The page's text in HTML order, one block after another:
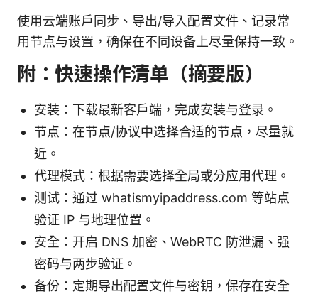
使用云端账户同步、导出/导入配置文件、记录常
用节点与设置，确保在不同设备上尽量保持一致。
附：快速操作清单（摘要版）
安装：下载最新客户端，完成安装与登录。
节点：在节点/协议中选择合适的节点，尽量就
近。
代理模式：根据需要选择全局或分应用代理。
测试：通过 whatismyipaddress.com 等站点
验证 IP 与地理位置。
安全：开启 DNS 加密、WebRTC 防泄漏、强
密码与两步验证。
备份：定期导出配置文件与密钥，保存在安全